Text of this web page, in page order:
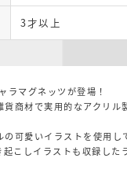
3才以上
ラマグネッツが登場！
貨商材で実用的なアクリル
の可愛いイラストを使用
こしイラストも収録した